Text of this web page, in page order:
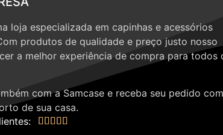
loja especializada em capinhas e acessórios
produtos de qualidade e preço justo nosso
a melhor experiência de compra para todos
com a Samcase e receba seu pedido com
de sua casa.
    